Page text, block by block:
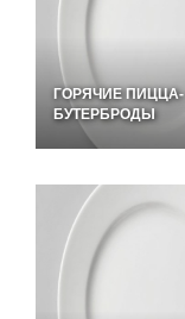
ГОРЯЧИЕ ПИЦЦА-
БУТЕРБРОДЫ